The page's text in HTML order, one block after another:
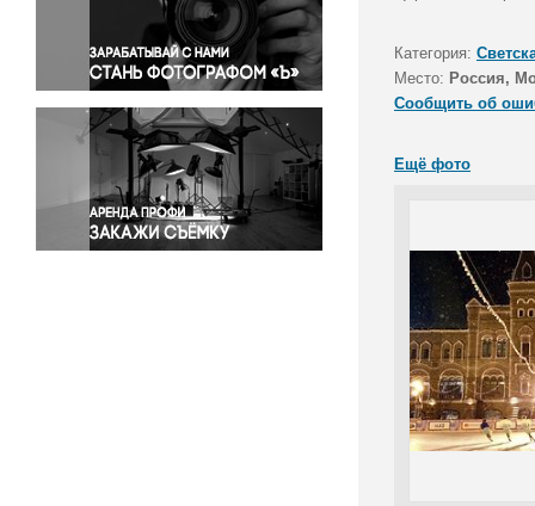
Правосудие
Происшествия и конфликты
Религия
Светская жизнь
Спорт
Экология
Экономика и бизнес
Категория:
Место: Россия,
Сообщить об
Ещё фото